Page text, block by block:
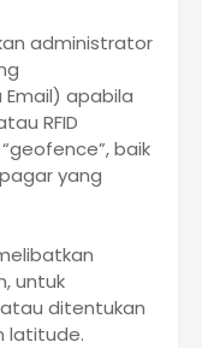
administrator
apabila
RFID
baik
yang
untuk
ditentukan
latitude.